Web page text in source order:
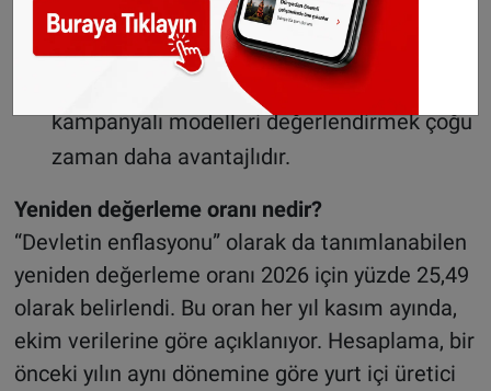
Yıllık en fazla 1 cihaz kaydettirebilirsiniz.
Bunu aşılması halinde ek vergi uygulanır.
Yüksek ücret nedeniyle, Türkiye’de
kampanyalı modelleri değerlendirmek çoğu
zaman daha avantajlıdır.
Yeniden değerleme oranı nedir?
“Devletin enflasyonu” olarak da tanımlanabilen
yeniden değerleme oranı 2026 için yüzde 25,49
olarak belirlendi. Bu oran her yıl kasım ayında,
ekim verilerine göre açıklanıyor. Hesaplama, bir
önceki yılın aynı dönemine göre yurt içi üretici